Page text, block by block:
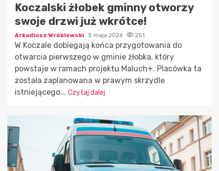
Koczalski żłobek gminny otworzy
swoje drzwi już wkrótce!
Arkadiusz Wróblewski 5 maja 2026 251
W Koczale dobiegają końca przygotowania do
otwarcia pierwszego w gminie żłobka, który
powstaje w ramach projektu Maluch+. Placówka ta
została zaplanowana w prawym skrzydle
istniejącego... Czytaj dalej